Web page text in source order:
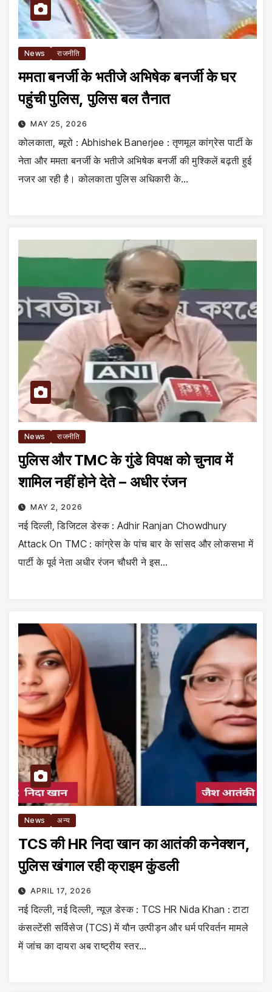
News राजनीति
ममता बनर्जी के भतीजे अभिषेक बनर्जी के घर
पहुंची पुलिस, पुलिस बल तैनात
MAY 25, 2026
कोलकाता, ब्यूरो : Abhishek Banerjee : तृणमूल कांग्रेस पार्टी के
नेता और ममता बनर्जी के भतीजे अभिषेक बनर्जी की मुश्किलें बढ़ती हुई
नजर आ रही है। कोलकाता पुलिस अधिकारी के…
News राजनीति
पुलिस और TMC के गुंडे विपक्ष को चुनाव में
शामिल नहीं होने देते – अधीर रंजन
MAY 2, 2026
नई दिल्ली, डिजिटल डेस्क : Adhir Ranjan Chowdhury
Attack On TMC : कांग्रेस के पांच बार के सांसद और लोकसभा में
पार्टी के पूर्व नेता अधीर रंजन चौधरी ने इस…
News अन्य
TCS की HR निदा खान का आतंकी कनेक्शन,
पुलिस खंगाल रही क्राइम कुंडली
APRIL 17, 2026
नई दिल्ली, नई दिल्ली, न्यूज़ डेस्क : TCS HR Nida Khan : टाटा
कंसल्टेंसी सर्विसेज (TCS) में यौन उत्पीड़न और धर्म परिवर्तन मामले
में जांच का दायरा अब राष्ट्रीय स्तर…